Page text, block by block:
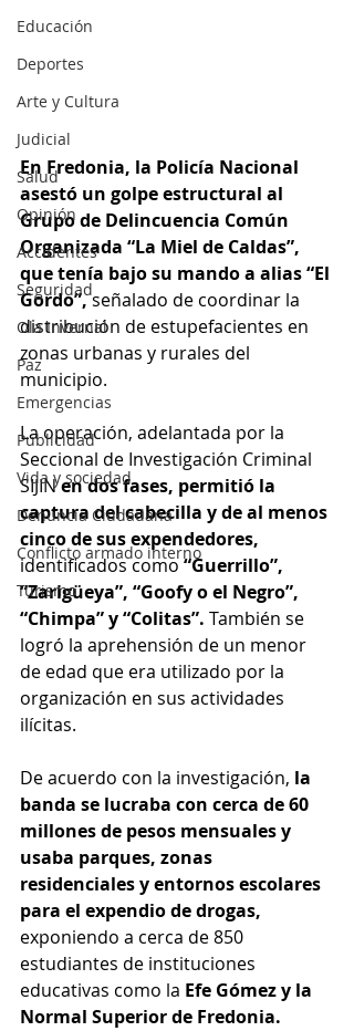
Educación
Deportes
Arte y Cultura
Judicial
Salud
Opinión
Accidentes
Seguridad
Ola Invernal
Paz
Emergencias
Publicidad
Vida y sociedad
Denuncia Ciudadana
Conflicto armado interno
Turismo
En Fredonia, la Policía Nacional
asestó un golpe estructural al
Grupo de Delincuencia Común
Organizada “La Miel de Caldas”,
que tenía bajo su mando a alias “El
Gordo”, señalado de coordinar la
distribución de estupefacientes en
zonas urbanas y rurales del
municipio.
La operación, adelantada por la
Seccional de Investigación Criminal
SIJIN en dos fases, permitió la
captura del cabecilla y de al menos
cinco de sus expendedores,
identificados como “Guerrillo”,
“Zarigüeya”, “Goofy o el Negro”,
“Chimpa” y “Colitas”. También se
logró la aprehensión de un menor
de edad que era utilizado por la
organización en sus actividades
ilícitas.
De acuerdo con la investigación, la
banda se lucraba con cerca de 60
millones de pesos mensuales y
usaba parques, zonas
residenciales y entornos escolares
para el expendio de drogas,
exponiendo a cerca de 850
estudiantes de instituciones
educativas como la Efe Gómez y la
Normal Superior de Fredonia.